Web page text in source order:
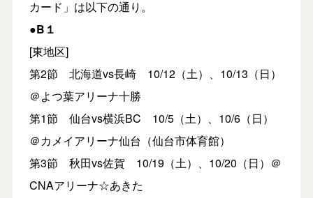
カード」は以下の通り。
●B１
[東地区]
第2節 北海道vs長崎 10/12（土）、10/13（日）
＠よつ葉アリーナ十勝
第1節 仙台vs横浜BC 10/5（土）、10/6（日）
＠カメイアリーナ仙台（仙台市体育館）
第3節 秋田vs佐賀 10/19（土）、10/20（日）＠
CNAアリーナ☆あきた